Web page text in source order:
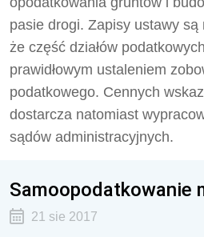
pasie drogi. Zapisy ustawy
że część działów
prawidłowym ustaleniem
podatkowego. Cennych
dostarcza natomiast
sądów administracyjnych.
Samoopodatkowanie
21 sie 2017